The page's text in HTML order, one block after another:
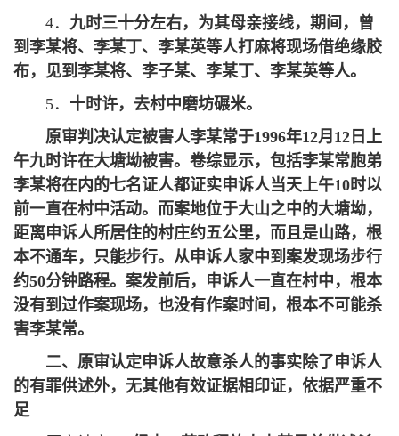
4． 九时三十分左右，为其母亲接线，期间，曾
到李某将、李某丁、李某英等人打麻将现场借绝缘胶
布，见到李某将、李子某、李某丁、李某英等人。
5． 十时许，去村中磨坊碾米。
原审判决认定被害人李某常于1996年12月12日上
午九时许在大塘坳被害。卷综显示，包括李某常胞弟
李某将在内的七名证人都证实申诉人当天上午10时以
前一直在村中活动。而案地位于大山之中的大塘坳，
距离申诉人所居住的村庄约五公里，而且是山路，根
本不通车，只能步行。从申诉人家中到案发现场步行
约50分钟路程。案发前后，申诉人一直在村中，根本
没有到过作案现场，也没有作案时间，根本不可能杀
害李某常。
二、原审认定申诉人故意杀人的事实除了申诉人
的有罪供述外，无其他有效证据相印证，依据严重不
足